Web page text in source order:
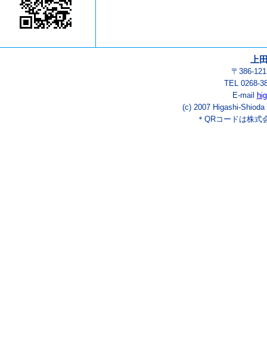
上
〒386-
TEL 0268-
E-mail
(c) 2007 Higashi-
＊QRコードは株式